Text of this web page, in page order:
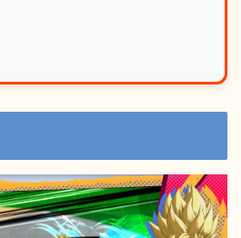
ホーム
お問い合わせ